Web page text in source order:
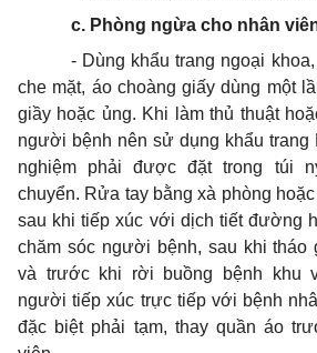
c. Phòng ngừa cho nhân
- Dùng khẩu trang ngoại
che mặt, áo choàng giấy dùng một
giầy hoặc ủng. Khi làm thủ thuật
người bệnh nên sử dụng khẩu trang
nghiệm phải được đặt trong túi
chuyển. Rửa tay bằng xà phòng
sau khi tiếp xúc với dịch tiết đường
chăm sóc người bệnh, sau khi tháo
và trước khi rời buồng bệnh khu
người tiếp xúc trực tiếp với bệnh
đặc biệt phải tạm, thay quần áo